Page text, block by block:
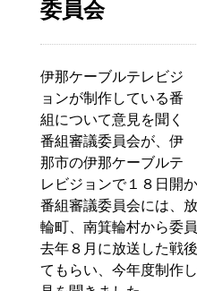
委員会
伊那ケーブルテレビジ
ョンが制作している番
組について意見を聞く
番組審議委員会が、伊
那市の伊那ケーブルテ
レビジョンで１８日開
番組審議委員会には、
輪町、南箕輪村から委
去年８月に放送した戦
てもらい、今年度制作